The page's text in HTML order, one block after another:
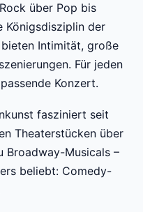
über Pop bis
Königsdisziplin der
Intimität, große
Für jeden
Konzert.
fasziniert seit
Theaterstücken über
Broadway-Musicals –
beliebt: Comedy-